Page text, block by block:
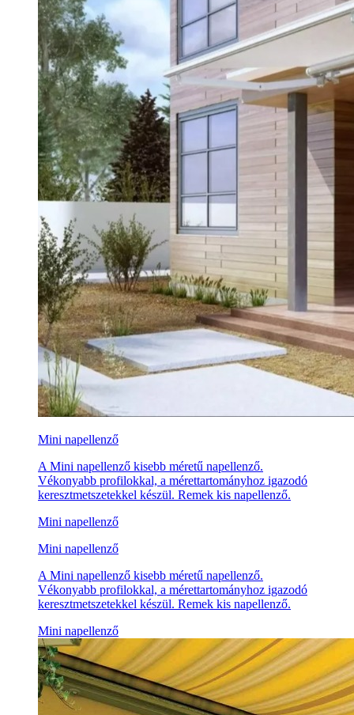
Mini napellenző
A Mini napellenző kisebb méretű napellenző.
Vékonyabb profilokkal, a mérettartományhoz igazodó
keresztmetszetekkel készül. Remek kis napellenző.
Mini napellenző
Mini napellenző
A Mini napellenző kisebb méretű napellenző.
Vékonyabb profilokkal, a mérettartományhoz igazodó
keresztmetszetekkel készül. Remek kis napellenző.
Mini napellenző